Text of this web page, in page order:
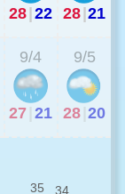
28|22 28|21
9/4
27 21
9/5
28 20